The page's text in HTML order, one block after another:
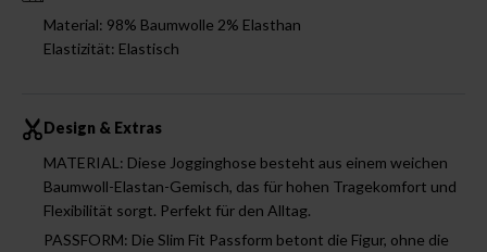
Material: 98% Baumwolle 2% Elasthan
Elastizität: Elastisch
Design & Extras
MATERIAL: Diese Jogginghose besteht aus einem weichen
Baumwoll-Elastan-Gemisch, das für hohen Tragekomfort und
Flexibilität sorgt. Perfekt für den Alltag.
PASSFORM: Die Slim Fit Passform betont die Figur, ohne die